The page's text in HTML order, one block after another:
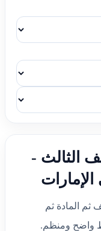
الثالث -
ثم المادة ثم
واضح ومنظم.